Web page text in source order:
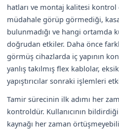
hatları ve montaj kalitesi kontrol
müdahale görüp görmediği,
bulunmadığı ve hangi ortamda
doğrudan etkiler. Daha önce
görmüş cihazlarda iç yapının
yanlış takılmış flex kablolar,
yapıştırıcılar sonraki işlemleri
Tamir sürecinin ilk adımı her
kontroldür. Kullanıcının
kaynağı her zaman